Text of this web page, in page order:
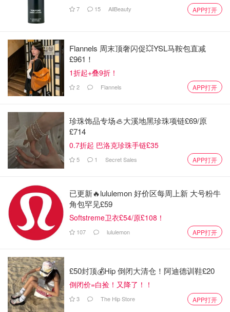
7 15 AllBeauty APP打开
Flannels 周末顶奢闪促💥YSL马鞍包直减
£961！
1折起+叠9折！
2 Flannels APP打开
珍珠饰品专场🦪大溪地黑珍珠项链£69/原
£714
0.7折起 巴洛克珍珠手链£35
5 1 Secret Sales APP打开
已更新🔥lululemon 好价区每周上新 大号粉牛
角包罕见£59
Softstreme卫衣£54/原£108！
107 lululemon APP打开
£50封顶💰Hip 倒闭大清仓！阿迪德训鞋£20
倒闭价=白捡！又降了！！
3 The Hip Store APP打开